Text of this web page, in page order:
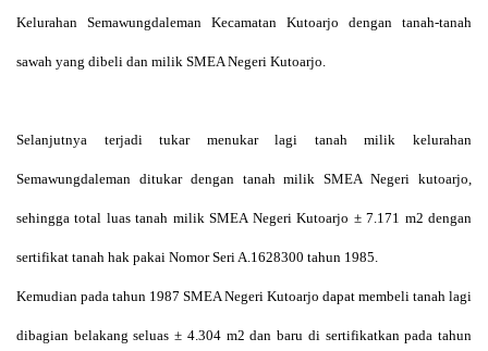
Kelurahan Semawungdaleman Kecamatan Kutoarjo dengan tanah-tanah
sawah yang dibeli dan milik SMEA Negeri Kutoarjo.
Selanjutnya terjadi tukar menukar lagi tanah milik kelurahan
Semawungdaleman ditukar dengan tanah milik SMEA Negeri kutoarjo,
sehingga total luas tanah milik SMEA Negeri Kutoarjo ± 7.171 m2 dengan
sertifikat tanah hak pakai Nomor Seri A.1628300 tahun 1985.
Kemudian pada tahun 1987 SMEA Negeri Kutoarjo dapat membeli tanah lagi
dibagian belakang seluas ± 4.304 m2dan baru di sertifikatkan pada tahun